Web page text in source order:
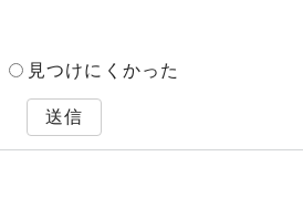
見つけにくかった
送信